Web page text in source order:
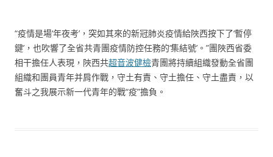
“疫情是場‘年夜考’，突如其來的新冠肺炎疫情給陜西按下了‘暫停
鍵’，也吹響了全省共青團疫情防控任務的‘集結號’。”團陜西省委
相干擔任人表現，陜西共超音波健檢青團將持續組織發動全省團
組織和團員青年并肩作戰，守土有責、守土擔任、守土盡責，以
奮斗之我展示新一代青年的戰“疫”擔負。